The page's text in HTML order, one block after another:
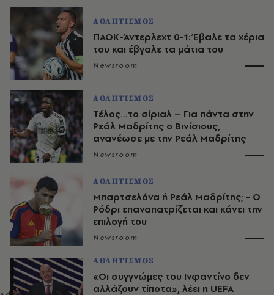
ΑΘΛΗΤΙΣΜΟΣ
ΠΑΟΚ-Άντερλεχτ 0-1: Έβαλε τα χέρια
του και έβγαλε τα μάτια του
Newsroom
ΑΘΛΗΤΙΣΜΟΣ
Τέλος…το σίριαλ – Για πάντα στην
Ρεάλ Μαδρίτης ο Βινίσιους,
ανανέωσε με την Ρεάλ Μαδρίτης
Newsroom
ΑΘΛΗΤΙΣΜΟΣ
Μπαρτσελόνα ή Ρεάλ Μαδρίτης; - Ο
Ρόδρι επαναπατρίζεται και κάνει την
επιλογή του
Newsroom
ΑΘΛΗΤΙΣΜΟΣ
«Οι συγγνώμες του Ινφαντίνο δεν
αλλάζουν τίποτα», λέει η UEFA